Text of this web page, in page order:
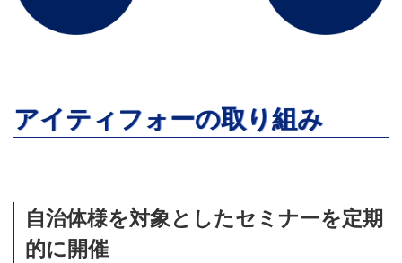
アイティフォーの取り組み
自治体様を対象としたセミナーを定期
的に開催